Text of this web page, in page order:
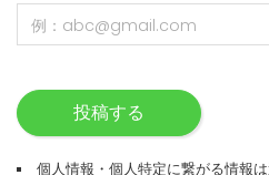
投稿する
個人情報・個人特定に繋がる情報は